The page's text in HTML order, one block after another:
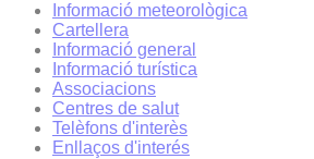
Informació meteorològica
Cartellera
Informació general
Informació turística
Associacions
Centres de salut
Telèfons d'interès
Enllaços d'interés